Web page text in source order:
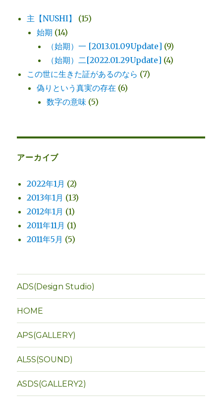
主【NUSHI】
(15)
始期 (14)
（始期）一 [2013.01.09Update] (9)
（始期）二[2022.01.29Update] (4)
この世に生きた証があるのなら (7)
偽りという真実の存在 (6)
数字の意味 (5)
アーカイブ
2022年1月 (2)
2013年1月 (13)
2012年1月 (1)
2011年11月 (1)
2011年5月 (5)
ADS(Design Studio)
HOME
APS(GALLERY)
AL5S(SOUND)
ASDS(GALLERY2)